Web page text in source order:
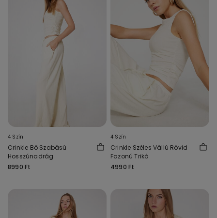
4 Szín
Crinkle Bő Szabású
Hosszúnadrág
8990 Ft
4 Szín
Crinkle Széles Vállú Rövid
Fazonú Trikó
4990 Ft